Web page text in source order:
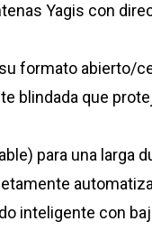
Yagis con
su formato
blindada que
para una larga
inteligente con